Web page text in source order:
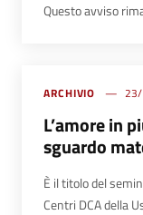
Questo avviso
ARCHIVIO
L’amore in
sguardo
È il titolo del
Centri DCA della